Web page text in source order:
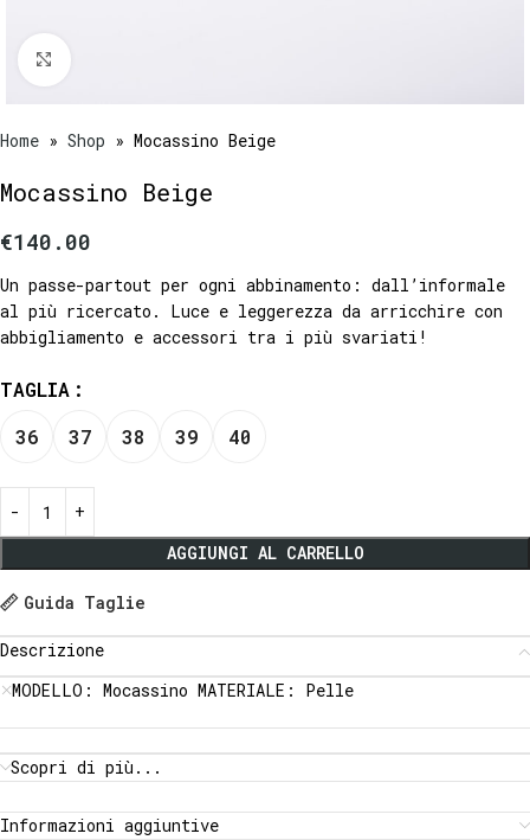
Home » Shop » Mocassino Beige
Mocassino Beige
€140.00
Un passe-partout per ogni abbinamento: dall’informale
al più ricercato. Luce e leggerezza da arricchire con
abbigliamento e accessori tra i più svariati!
TAGLIA
36
37 38 39 40
AGGIUNGI AL CARRELLO
Guida Taglie
Descrizione
MODELLO: Mocassino MATERIALE: Pelle
Scopri di più...
Informazioni aggiuntive